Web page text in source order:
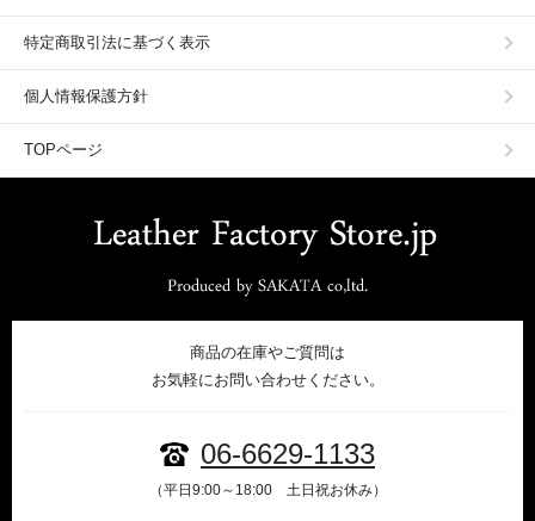
特定商取引法に基づく表示
個人情報保護方針
TOPページ
商品の在庫やご質問は
お気軽にお問い合わせください。
06-6629-1133
（平日9:00～18:00 土日祝お休み）